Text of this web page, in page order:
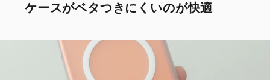
ケースがベタつきにくいのが快適